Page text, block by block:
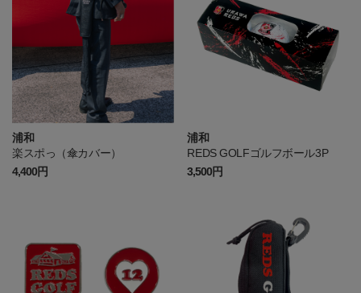
浦和
楽スポっ（傘カバー）
4,400円
浦和
REDS GOLFゴルフボール3P
3,500円